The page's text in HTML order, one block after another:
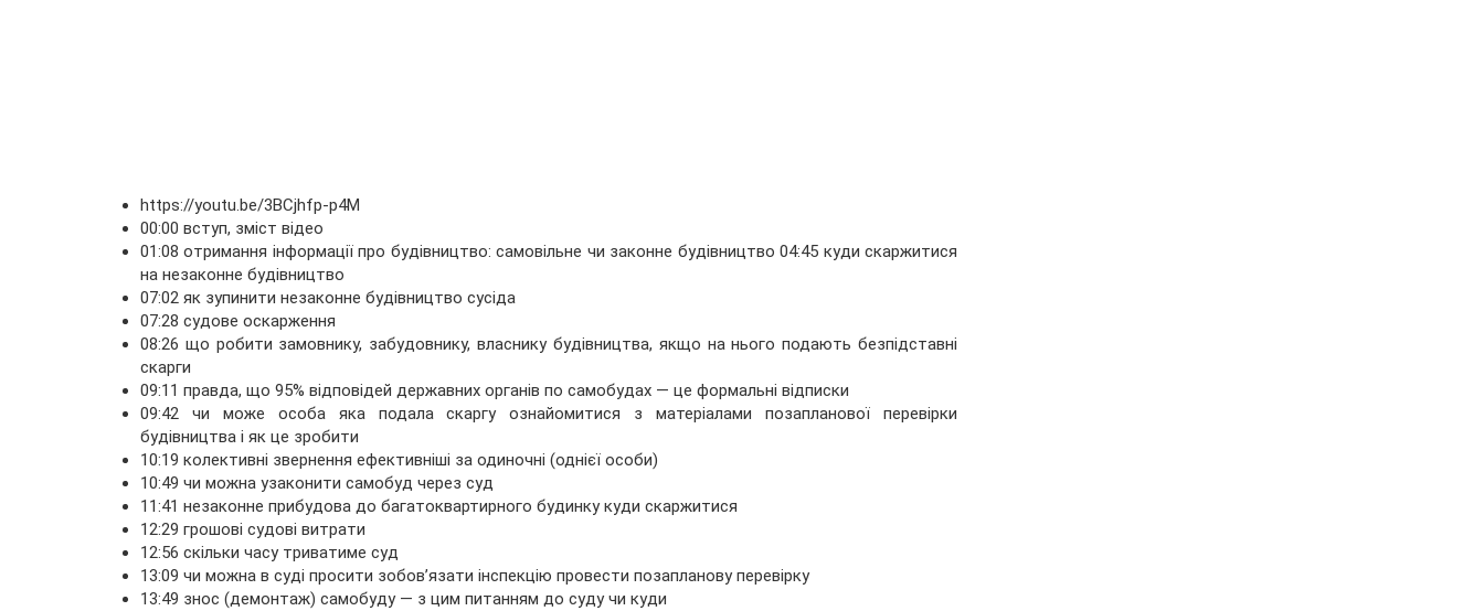
https://youtu.be/3BCjhfp-p4M
00:00 вступ, зміст відео
01:08 отримання інформації про будівництво: самовільне чи законне будівництво 04:45 куди скаржитися
на незаконне будівництво
07:02 як зупинити незаконне будівництво сусіда
07:28 судове оскарження
08:26 що робити замовнику, забудовнику, власнику будівництва, якщо на нього подають безпідставні
скарги
09:11 правда, що 95% відповідей державних органів по самобудах — це формальні відписки
09:42 чи може особа яка подала скаргу ознайомитися з матеріалами позапланової перевірки
будівництва і як це зробити
10:19 колективні звернення ефективніші за одиночні (однієї особи)
10:49 чи можна узаконити самобуд через суд
11:41 незаконне прибудова до багатоквартирного будинку куди скаржитися
12:29 грошові судові витрати
12:56 скільки часу триватиме суд
13:09 чи можна в суді просити зобов’язати інспекцію провести позапланову перевірку
13:49 знос (демонтаж) самобуду — з цим питанням до суду чи куди